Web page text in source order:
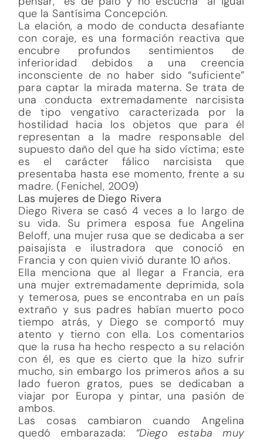
que la Santísima Concepción.
La elación, a modo de conducta desafiante
con coraje, es una formación reactiva que
encubre profundos sentimientos de
inferioridad debidos a una creencia
inconsciente de no haber sido “suficiente”
para captar la mirada materna. Se trata de
una conducta extremadamente narcisista
de tipo vengativo caracterizada por la
hostilidad hacia los objetos que para él
representan a la madre responsable del
supuesto daño del que ha sido víctima; este
es el carácter fálico narcisista que
presentaba hasta ese momento, frente a su
madre. (Fenichel, 2009)
Las mujeres de Diego Rivera
Diego Rivera se casó 4 veces a lo largo de
su vida. Su primera esposa fue Angelina
Beloff, una mujer rusa que se dedicaba a ser
paisajista e ilustradora que conoció en
Francia y con quien vivió durante 10 años.
Ella menciona que al llegar a Francia, era
una mujer extremadamente deprimida, sola
y temerosa, pues se encontraba en un país
extraño y sus padres habían muerto poco
tiempo atrás, y Diego se comportó muy
atento y tierno con ella. Los comentarios
que la rusa ha hecho respecto a su relación
con él, es que es cierto que la hizo sufrir
mucho, sin embargo los primeros años a su
lado fueron gratos, pues se dedicaban a
viajar por Europa y pintar, una pasión de
ambos.
Las cosas cambiaron cuando Angelina
quedó embarazada: “Diego estaba muy